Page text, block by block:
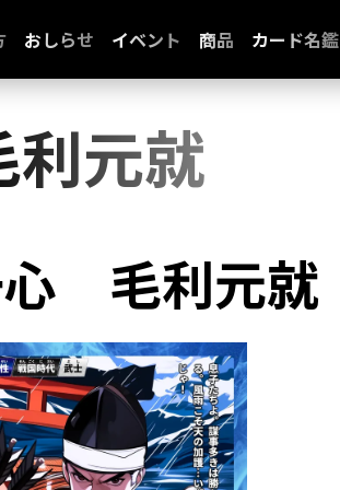
おしらせ イベント 商品 カード名鑑
利元就
毛利元就